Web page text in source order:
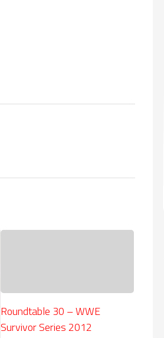
Roundtable 30 – WWE
Survivor Series 2012